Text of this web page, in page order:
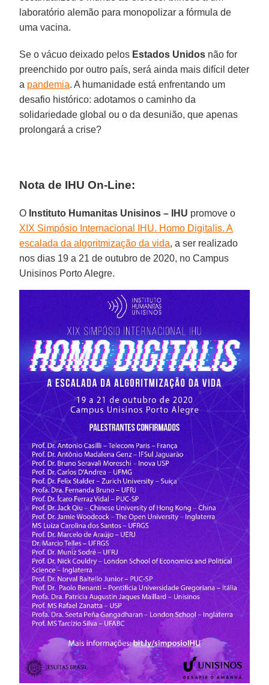
laboratório alemão para monopolizar a fórmula de
uma vacina.
Se o vácuo deixado pelos Estados Unidos não for
preenchido por outro país, será ainda mais difícil deter
a pandemia. A humanidade está enfrentando um
desafio histórico: adotamos o caminho da
solidariedade global ou o da desunião, que apenas
prolongará a crise?
Nota de IHU On-Line:
O Instituto Humanitas Unisinos – IHU promove o
XIX Simpósio Internacional IHU. Homo Digitalis. A
escalada da algoritmização da vida, a ser realizado
nos dias 19 a 21 de outubro de 2020, no Campus
Unisinos Porto Alegre.